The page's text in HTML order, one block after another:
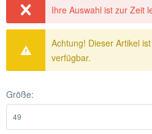
Ihre Auswahl ist zur Zeit
Achtung! Dieser Artikel
verfügbar.
Größe: